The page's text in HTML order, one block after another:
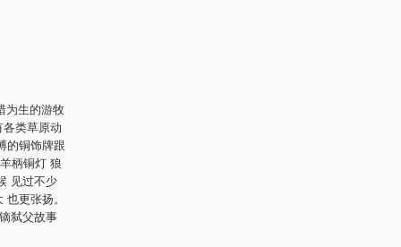
为生的游牧
类草原动
的铜饰牌跟
柄铜灯 狼
见过不少
更张扬。
弑父故事